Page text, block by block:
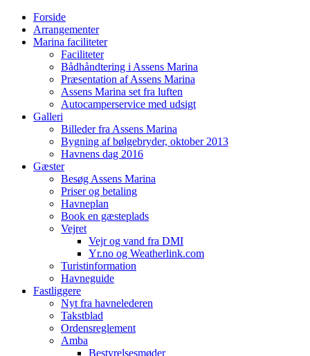
Forside
Arrangementer
Marina faciliteter
Faciliteter
Bådhåndtering i Assens Marina
Præsentation af Assens Marina
Assens Marina set fra luften
Autocamperservice med udsigt
Galleri
Billeder fra Assens Marina
Bygning af bølgebryder, oktober 2013
Havnens dag 2016
Gæster
Besøg Assens Marina
Priser og betaling
Havneplan
Book en gæsteplads
Vejret
Vejr og vand fra DMI
Yr.no og Weatherlink.com
Turistinformation
Havneguide
Fastliggere
Nyt fra havnelederen
Takstblad
Ordensreglement
Amba
Bestyrelsesmøder